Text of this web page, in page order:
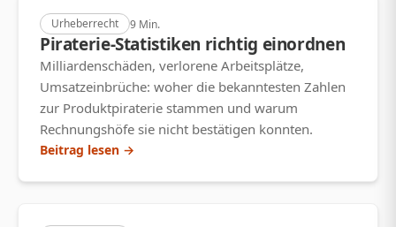
Urheberrecht 9 Min.
Piraterie-Statistiken richtig einordnen
Milliardenschäden, verlorene Arbeitsplätze,
Umsatzeinbrüche: woher die bekanntesten Zahlen
zur Produktpiraterie stammen und warum
Rechnungshöfe sie nicht bestätigen konnten.
Beitrag lesen →